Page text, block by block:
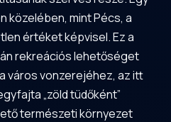
közelében, mint Pécs, a
értéket képvisel. Ez a
rekreációs lehetőséget
város vonzerejéhez, az itt
„zöld tüdőként”
természeti környezet